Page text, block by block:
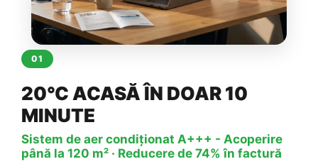
01
20°C ACASĂ ÎN DOAR 10
MINUTE
Sistem de aer condiționat A+++ - Acoperire
până la 120 m² · Reducere de 74% în factură